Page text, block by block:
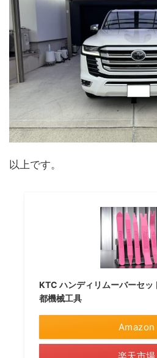
以上です。
KTC ハンディリムーバーセッ
都機械工具
Amazon